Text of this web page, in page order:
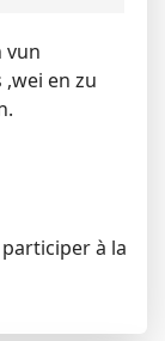
vun
en zu
à la